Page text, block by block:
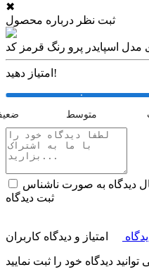
✖
ثبت نظر درباره محصول
امتیاز دهید!
متوسط
دیدگاه به صورت ناشناس
ثبت دیدگاه
امتیاز و دیدگاه کاربران
دیدگاه خود را ثبت نمایید